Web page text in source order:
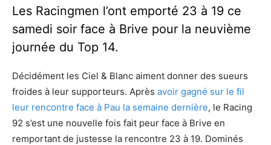
Les Racingmen l’ont emporté 23 à 19 ce
samedi soir face à Brive pour la neuvième
journée du Top 14.
Décidément les Ciel & Blanc aiment donner des sueurs
froides à leur supporteurs. Après avoir gagné sur le fil
leur rencontre face à Pau la semaine dernière, le Racing
92 s’est une nouvelle fois fait peur face à Brive en
remportant de justesse la rencontre 23 à 19. Dominés